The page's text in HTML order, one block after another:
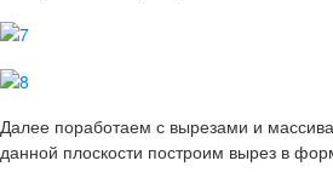
Далее поработаем с вырезами и
данной плоскости построим вырез в